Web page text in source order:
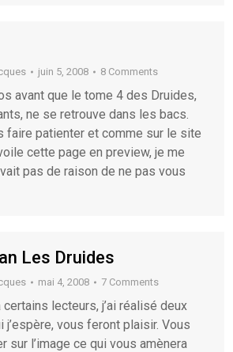
juin 5, 2008 8 Comments
avant que le tome 4 des Druides,
ne se retrouve dans les bacs.
faire patienter et comme sur le site
cette page en preview, je me
pas de raison de ne pas vous
Les Druides
mai 4, 2008 7 Comments
lecteurs, j’ai réalisé deux
j’espère, vous feront plaisir. Vous
sur l’image ce qui vous amènera